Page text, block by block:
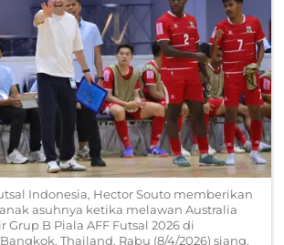
Indonesia, Hector Souto memberikan
asuhnya ketika melawan Australia
Grup B Piala AFF Futsal 2026 di
Thailand, Rabu (8/4/2026) siang.